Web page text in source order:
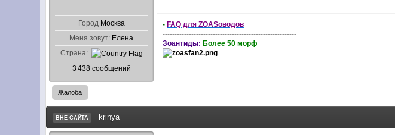
Город Москва
Меня зовут: Елена
Страна:
3 438 сообщений
- FAQ для ZOASоводов
--------------------------------------------------------
Зоантиды: Более 50 морф
Жалоба
ВНЕ САЙТА krinya